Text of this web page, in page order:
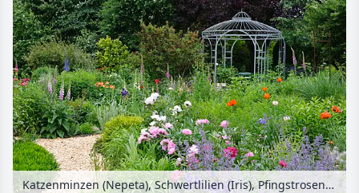
Katzenminzen (Nepeta), Schwertlilien (Iris), Pfingstrosen (Paeonia) und Türkenmohn (Papaver orientale) mit Gartenpavillon